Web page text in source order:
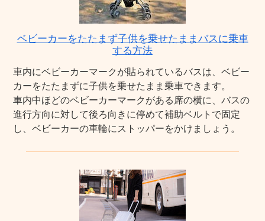
ベビーカーをたたまず子供を乗せたままバスに乗車
する方法
車内にベビーカーマークが貼られているバスは、ベビー
カーをたたまずに子供を乗せたまま乗車できます。
車内中ほどのベビーカーマークがある席の横に、バスの
進行方向に対して後ろ向きに停めて補助ベルトで固定
し、ベビーカーの車輪にストッパーをかけましょう。